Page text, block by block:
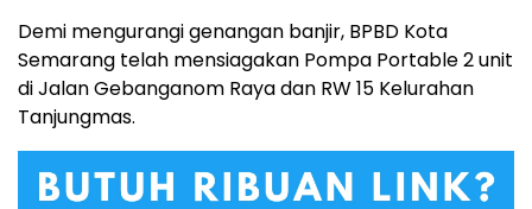
Demi mengurangi genangan banjir, BPBD Kota
Semarang telah mensiagakan Pompa Portable 2 unit
di Jalan Gebanganom Raya dan RW 15 Kelurahan
Tanjungmas.